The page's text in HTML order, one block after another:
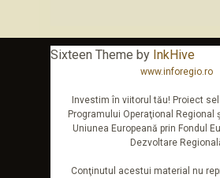
Sixteen Theme by InkHive
www.inforegio.ro
Investim în viitorul tău! Proiect
Programului Operaţional Regional
Uniunea Europeană prin Fondul
Dezvoltare
Conţinutul acestui material nu